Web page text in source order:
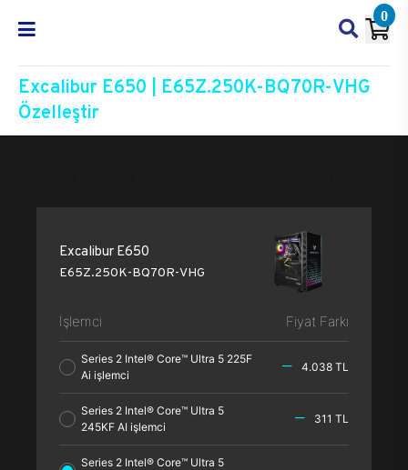
0
Excalibur E650 | E65Z.250K-BQ70R-VHG
Özelleştir
Excalibur E650
E65Z.250K-BQ70R-VHG
İşlemci Fiyat Farkı
Series 2 Intel® Core™ Ultra 5 225F
Ai işlemci
4.038 TL
Series 2 Intel® Core™ Ultra 5
245KF AI işlemci
311 TL
Series 2 Intel® Core™ Ultra 5